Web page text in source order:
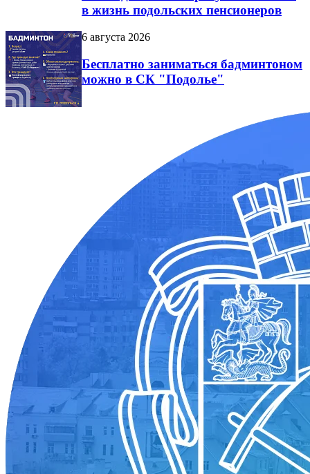
в жизнь подольских пенсионеров
6 августа 2026
Бесплатно заниматься бадминтоном
можно в СК "Подолье"